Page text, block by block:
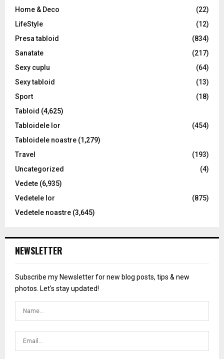
Home & Deco
(22)
LifeStyle
(12)
Presa tabloid
(834)
Sanatate
(217)
Sexy cuplu
(64)
Sexy tabloid
(13)
Sport
(18)
Tabloid (4,625)
Tabloidele lor
(454)
Tabloidele noastre (1,279)
Travel
(193)
Uncategorized
(4)
Vedete (6,935)
Vedetele lor
(875)
Vedetele noastre (3,645)
NEWSLETTER
Subscribe my Newsletter for new blog posts, tips & new
photos. Let's stay updated!